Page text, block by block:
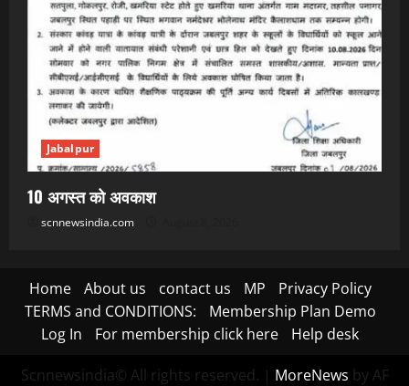
Jabalpur
10 अगस्त को अवकाश
scnnewsindia.com
Home About us contact us MP
Privacy Policy
TERMS and CONDITIONS:
Membership Plan Demo
Log In
For membership click here Help desk
Scnnewsindia© All rights reserved. | MoreNews by AF